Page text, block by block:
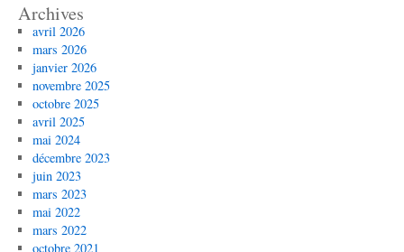
Archives
avril 2026
mars 2026
janvier 2026
novembre 2025
octobre 2025
avril 2025
mai 2024
décembre 2023
juin 2023
mars 2023
mai 2022
mars 2022
octobre 2021